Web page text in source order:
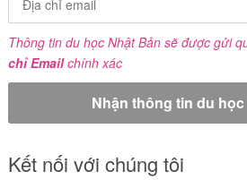
Thông tin du học Nhật Bản sẽ được gửi
chỉ Emailchính xác
Kết nối với chúng tôi